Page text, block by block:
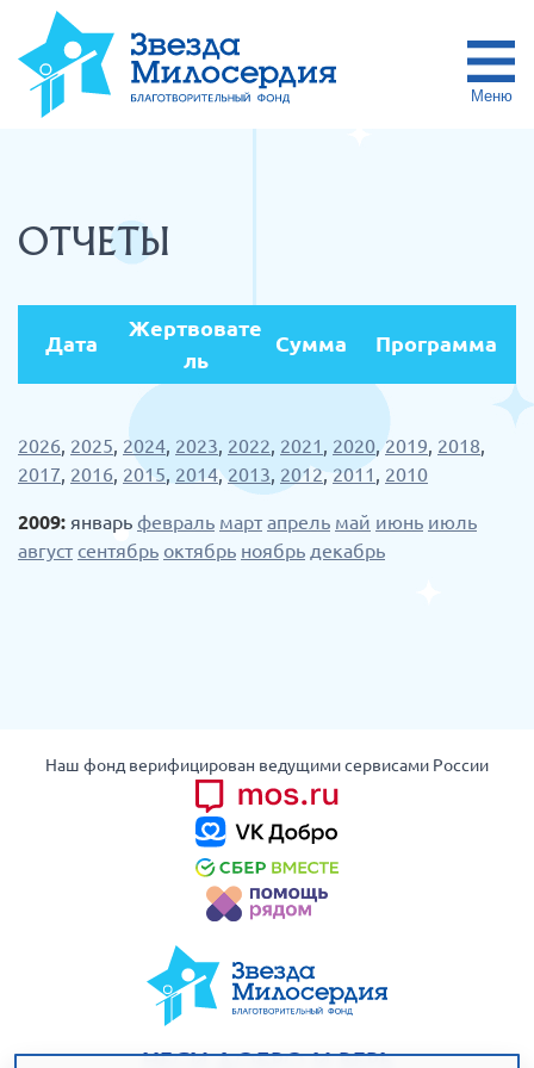
Меню
ОТЧЕТЫ
Дата
Жертвовате
ль
Сумма Программа
2026, 2025, 2024, 2023, 2022, 2021 , 2020,2019, 2018,
2017, 2016, 2015, 2014,2013, 2012,2011 , 2010
2009: январь февраль март апрель май июнь июль
август сентябрь октябрь ноябрь декабрь
Наш фонд верифицирован ведущими сервисами России
НЕСИ ДОБРО И ВЕРЬ